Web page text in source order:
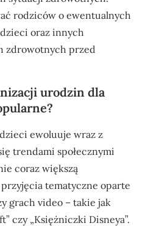
rodziców o ewentualnych
oraz innych
zdrowotnych przed
urodzin dla
ewoluuje wraz z
trendami społecznymi
coraz większą
tematyczne oparte
grach video – takie jak
czy „Księżniczki Disneya”.